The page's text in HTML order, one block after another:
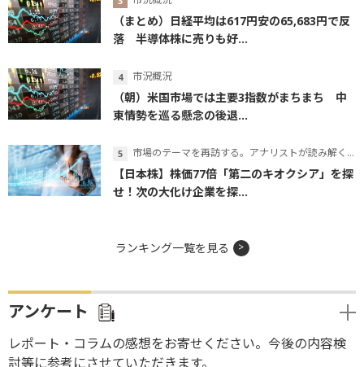
（まとめ）日経平均は617円安の65,683円で反
落 半導体株に売りも好...
市況概況
（朝）米国市場では主要3指数がまちまち 中
東情勢を巡る懸念の後退...
市場のテーマを再訪する。アナリストが読み解くテーマの本質
【日本株】株価77倍「第二のキオクシア」を探
せ！次の大化け企業を探...
ランキング一覧を見る
アンケート
レポート・コラムの感想をお寄せください。今後の内容検
討等に参考にさせていただきます。